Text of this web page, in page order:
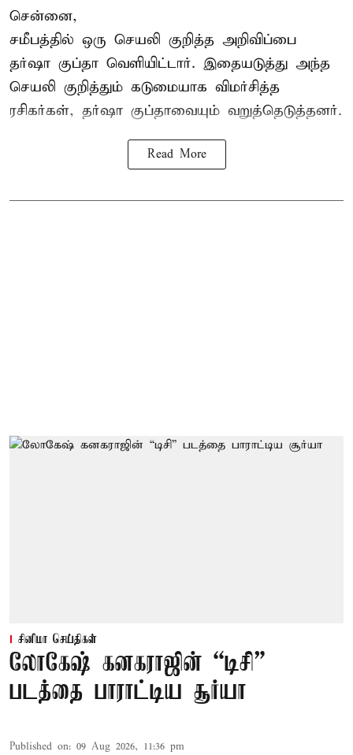
சென்னை,
சமீபத்தில் ஒரு செயலி குறித்த அறிவிப்பை
தர்ஷா குப்தா வெளியிட்டார். இதையடுத்து அந்த
செயலி குறித்தும் கடுமையாக விமர்சித்த
ரசிகர்கள், தர்ஷா குப்தாவையும் வறுத்தெடுத்தனர்.
Read More
சினிமா செய்திகள்
லோகேஷ் கனகராஜின் “டிசி”
படத்தை பாராட்டிய சூர்யா
Published on: 09 Aug 2026, 11:36 pm